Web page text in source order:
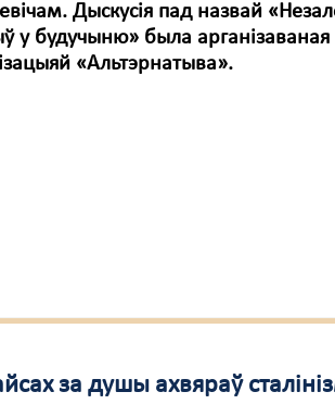
Дыскусія пад назвай
у будучыню» была
«Альтэрнатыва».
за душы ахвяраў